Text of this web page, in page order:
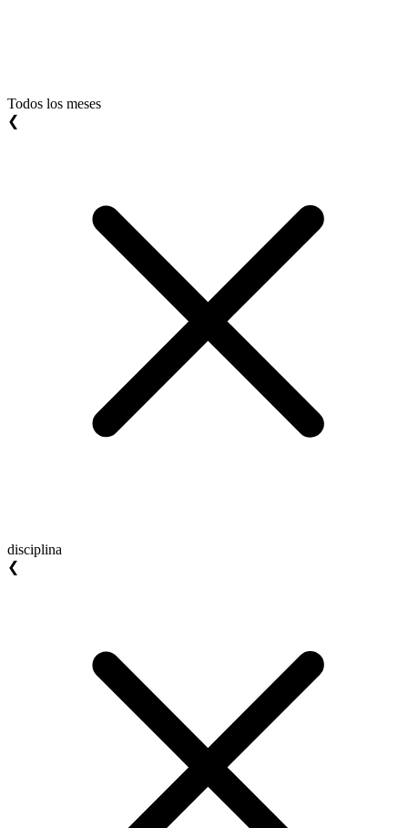
Todos los meses
❮
disciplina
❮